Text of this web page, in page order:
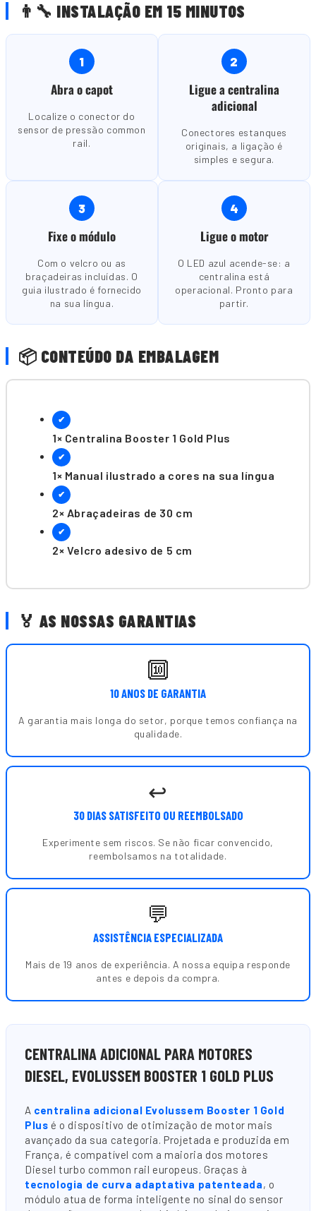
👨🔧 INSTALAÇÃO EM 15 MINUTOS
1
Abra o capot
Localize o conector do
sensor de pressão common
rail.
2
Ligue a centralina
adicional
Conectores estanques
originais, a ligação é
simples e segura.
3
Fixe o módulo
Com o velcro ou as
braçadeiras incluídas. O
guia ilustrado é fornecido
na sua língua.
4
Ligue o motor
O LED azul acende-se: a
centralina está
operacional. Pronto para
partir.
📦 CONTEÚDO DA EMBALAGEM
✔
1× Centralina Booster 1 Gold Plus
✔
1× Manual ilustrado a cores na sua língua
✔
2× Abraçadeiras de 30 cm
✔
2× Velcro adesivo de 5 cm
🏅 AS NOSSAS GARANTIAS
🔟
10 ANOS DE GARANTIA
A garantia mais longa do setor, porque temos confiança na
qualidade.
↩️
30 DIAS SATISFEITO OU REEMBOLSADO
Experimente sem riscos. Se não ficar convencido,
reembolsamos na totalidade.
💬
ASSISTÊNCIA ESPECIALIZADA
Mais de 19 anos de experiência. A nossa equipa responde
antes e depois da compra.
CENTRALINA ADICIONAL PARA MOTORES
DIESEL, EVOLUSSEM BOOSTER 1 GOLD PLUS
A centralina adicional Evolussem Booster 1 Gold
Plus é o dispositivo de otimização de motor mais
avançado da sua categoria. Projetada e produzida em
França, é compatível com a maioria dos motores
Diesel turbo common rail europeus. Graças à
tecnologia de curva adaptativa patenteada, o
módulo atua de forma inteligente no sinal do sensor